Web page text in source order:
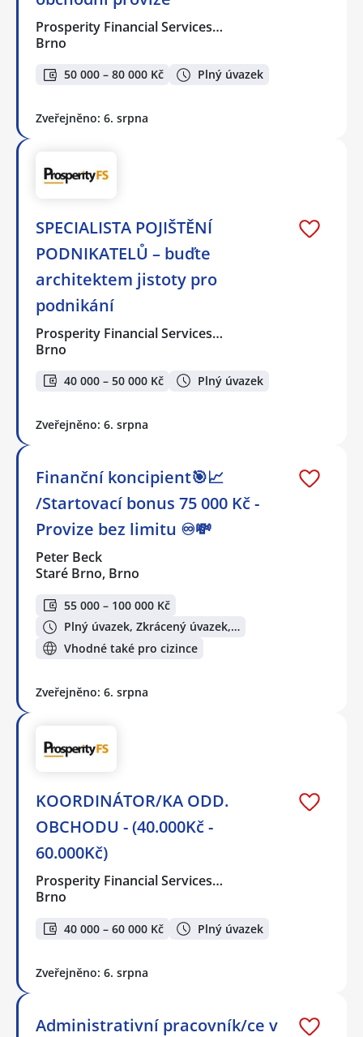
Prosperity Financial Services…
Brno
50 000 – 80 000 Kč Plný úvazek
Zveřejněno: 6. srpna
SPECIALISTA POJIŠTĚNÍ
PODNIKATELŮ – buďte
architektem jistoty pro
podnikání
Prosperity Financial Services…
Brno
40 000 – 50 000 Kč Plný úvazek
Zveřejněno: 6. srpna
Finanční koncipient🎯📈
/Startovací bonus 75 000 Kč -
Provize bez limitu ♾️💸
Peter Beck
Staré Brno, Brno
55 000 – 100 000 Kč
Plný úvazek, Zkrácený úvazek,…
Vhodné také pro cizince
Zveřejněno: 6. srpna
KOORDINÁTOR/KA ODD.
OBCHODU - (40.000Kč -
60.000Kč)
Prosperity Financial Services…
Brno
40 000 – 60 000 Kč Plný úvazek
Zveřejněno: 6. srpna
Administrativní pracovník/ce v